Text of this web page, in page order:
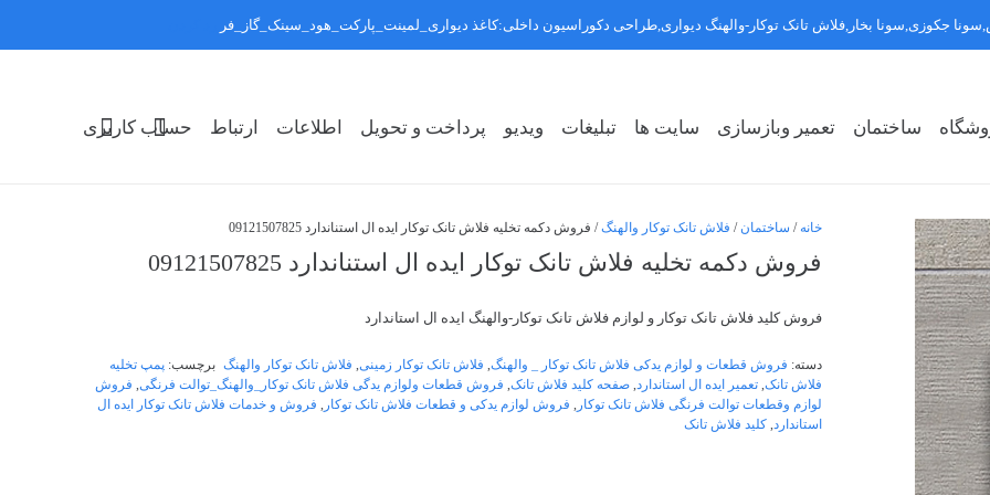
ساختمان تعمیر وبازسازی سایت ها تبلیغات ویدیو پرداخت و تحویل اطلاعات ارتباط حساب کاربری
خانه / ساختمان/ فلاش تانک توکار والهنگ/ فروش دکمه تخلیه فلاش تانک توکار ایده ال استناندارد 09121507825
فروش دکمه تخلیه فلاش تانک توکار ایده ال استناندارد 09121507825
فروش کلید فلاش تانک توکار و لوازم فلاش تانک توکار-والهنگ ایده ال استاندارد
دسته: فروش قطعات و لوازم یدکی فلاش تانک توکار _ والهنگ, فلاش تانک توکار زمینی, فلاش تانک توکار والهنگ برچسب: پمپ تخلیه
فلاش تانک, تعمیر ایده ال استاندارد, صفحه کلید فلاش تانک, فروش قطعات ولوازم یدگی فلاش تانک توکار_والهنگ_توالت فرنگی, فروش
لوازم وقطعات توالت فرنگی فلاش تانک توکار , فروش لوازم یدکی و قطعات فلاش تانک توکار , فروش و خدمات فلاش تانک توکار ایده ال
استاندارد, کلید فلاش تانک
جکوزی,سونا بخار,فلاش تانک توکار-والهنگ دیواری,طراحی دکوراسیون داخلی:کاغذ دیواری_لمینت_پارکت_هود_سینک_گاز_فر